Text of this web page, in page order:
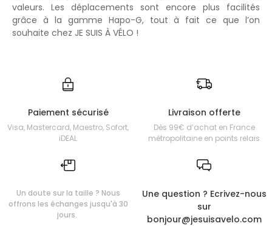
valeurs. Les déplacements sont encore plus facilités
grâce à la gamme Hapo-G, tout à fait ce que l’on
souhaite chez JE SUIS À VÉLO !
Paiement sécurisé
Visa, Mastercard, Maestro, Sofort,
iDEAL
Livraison offerte
Dès 99€ d’achat en France
métropolitaine en points relais
Un doute sur la taille ? Nous
offrons les échanges jusqu'à 30
jours.
Une question ? Ecrivez-nous
sur
bonjour@jesuisavelo.com